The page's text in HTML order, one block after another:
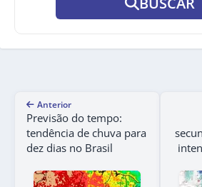
Anterior
Previsão do tempo:
tendência de chuva para
dez dias no Brasil